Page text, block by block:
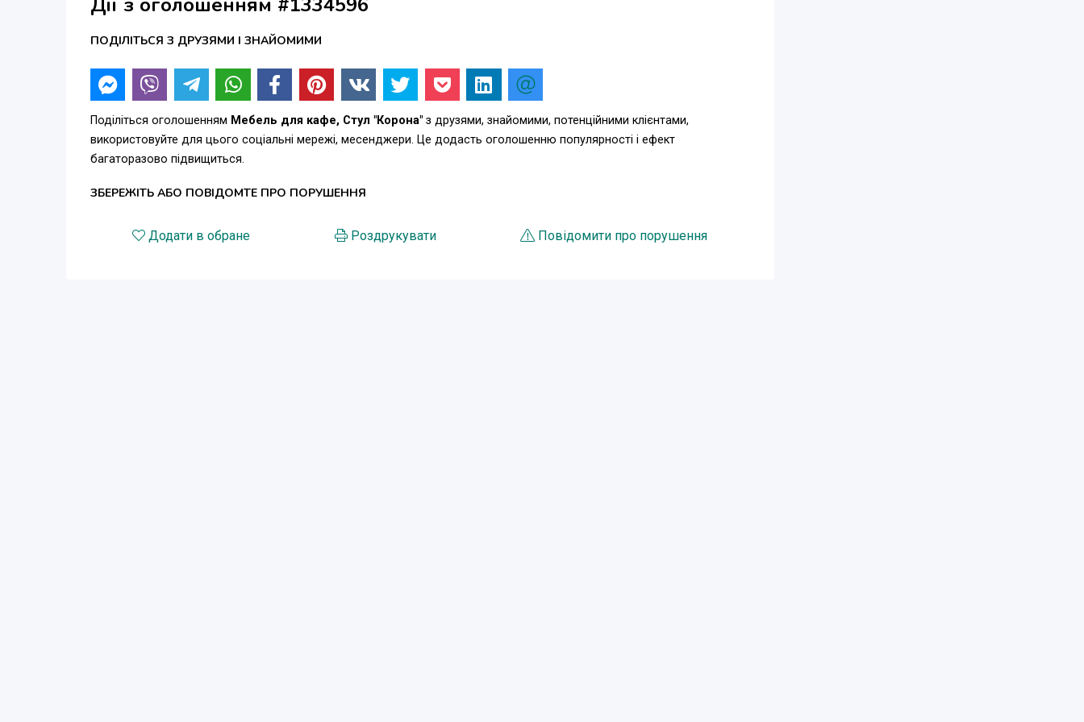
ПОДІЛІТЬСЯ З ДРУЗЯМИ І ЗНАЙОМИМИ
Поділіться оголошенням Мебель для кафе, Стул "Корона" з друзями, знайомими, потенційними клієнтами,
використовуйте для цього соціальні мережі, месенджери. Це додасть оголошенню популярності і ефект
багаторазово підвищиться.
ЗБЕРЕЖІТЬ АБО ПОВІДОМТЕ ПРО ПОРУШЕННЯ
Додати в обране Роздрукувати Повідомити про порушення